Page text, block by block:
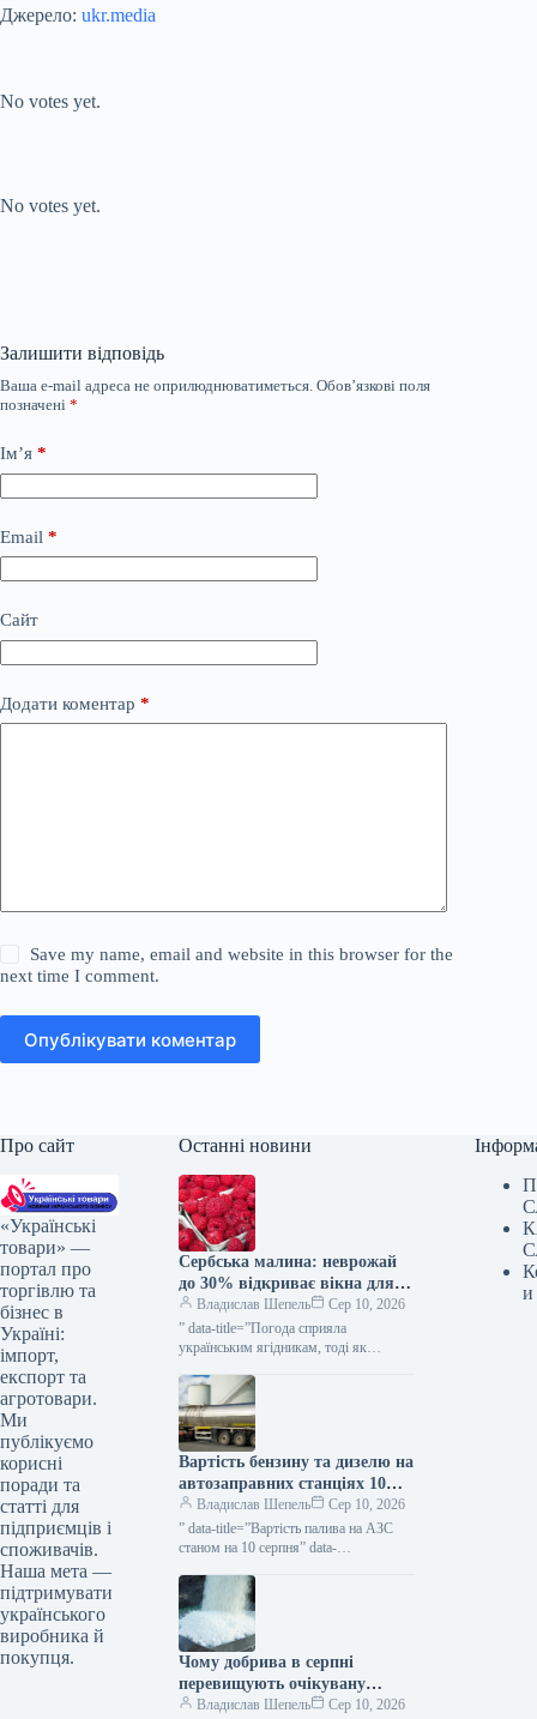
Джерело: ukr.media
No votes yet.
No votes yet.
Залишити відповідь
Ваша e-mail адреса не оприлюднюватиметься. Обов’язкові поля
позначені *
Ім’я *
Email *
Сайт
Додати коментар *
Save my name, email and website in this browser for the
next time I comment.
Опублікувати коментар
Про сайт
«Українські
товари» —
портал про
торгівлю та
бізнес в
Україні:
імпорт,
експорт та
агротовари.
Ми
публікуємо
корисні
поради та
статті для
підприємців і
споживачів.
Наша мета —
підтримувати
українського
виробника й
покупця.
Останні новини
Сербська малина: неврожай
до 30% відкриває вікна для
України — КУРКУЛЬ
Владислав Шепель
Сер 10, 2026
” data-title=”Погода сприяла
українським ягідникам, тоді як
урожаю” data-
url=”https://kurkul.com/news/41877-
pogoda-pidigrala-ukrayinskim-
yagidnikam-a-polscha-y-serbiya-
vtrachayut-urojay”> Погода сприяла
українським ягідникам, тоді як…
Вартість бензину та дизелю на
автозаправних станціях 10
серпня — КУРКУЛЬ
Владислав Шепель
Сер 10, 2026
” data-title=”Вартість палива на АЗС
станом на 10 серпня” data-
tsini-palnogo-na-azs-stanom-na-10-
serpnya”> Вартість палива на АЗС
станом на 10 серпня 10 серпня…
Чому добрива в серпні
перевищують очікувану
вартість для аграріїв —
Владислав Шепель Сер 10, 2026
и